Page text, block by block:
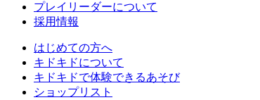
プレイリーダーについて
採用情報
はじめての方へ
キドキドについて
キドキドで体験できるあそび
ショップリスト